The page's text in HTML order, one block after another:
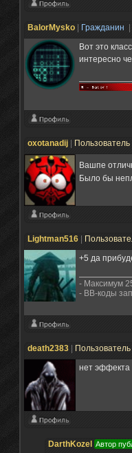
BalorMysko Гражданин
Вот это
интересно
oxotanadij Пользователь
Вашпе
Было бы
Lightman516
+5 да
- Максимум
- BB-коды
death2383
Пользователь
нет эффекта
DarthKozel Автор